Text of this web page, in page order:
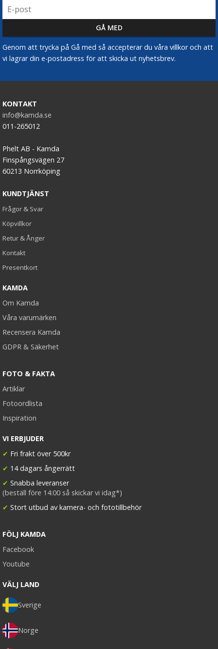
Genom att trycka på Gå med så accepterar du våra villkor och att
vi lagrar din e-postadress för att skicka ut nyhetsbrev.
KONTAKT
info@kamda.se
011-265012
Phelt AB - Kamda
Finspångsvägen 27
60213 Norrköping
KUNDTJÄNST
Frågor & Svar
Köpvillkor
Retur & Ånger
Kontakt
Presentkort
KAMDA
Om Kamda
Våra varumärken
Recensera Kamda
GDPR & Säkerhet
FOTO & FAKTA
Artiklar
Fotoordlista
Inspiration
VI ERBJUDER
✔ Fri frakt över 500kr
✔ 14 dagars ångerrätt
✔ Snabba leveranser
(beställ före 14:00 så skickar vi idag*)
✔ Stort utbud av kamera- och fototillbehör
FÖLJ KAMDA
Facebook
Youtube
VÄLJ LAND
Sverige
Norge